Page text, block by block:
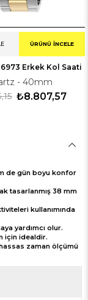
Erkek Kol Saati
- 40mm
₺8.807,57
ÜRÜNÜ İNCELE
de gün boyu konfor
tasarlanmış 38 mm
kullanımında
yardımcı olur.
için idealdir.
zaman ölçümü